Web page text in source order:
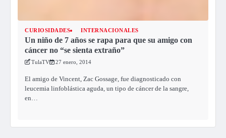
CURIOSIDADES INTERNACIONALES
Un niño de 7 años se rapa para que su amigo con
cáncer no “se sienta extraño”
TulaTV 27 enero, 2014
El amigo de Vincent, Zac Gossage, fue diagnosticado con
leucemia linfoblástica aguda, un tipo de cáncer de la sangre,
en…